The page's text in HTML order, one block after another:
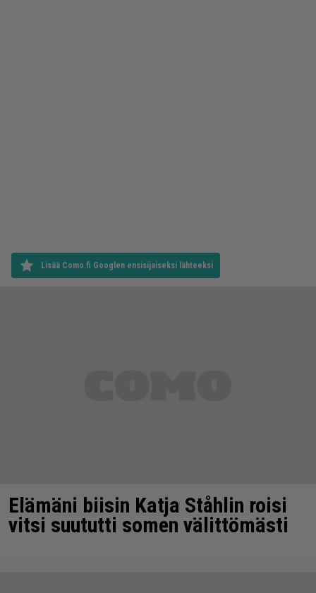
Lisää Como.fi Googlen ensisijaiseksi lähteeksi
Elämäni biisin Katja Ståhlin roisi
vitsi suututti somen välittömästi